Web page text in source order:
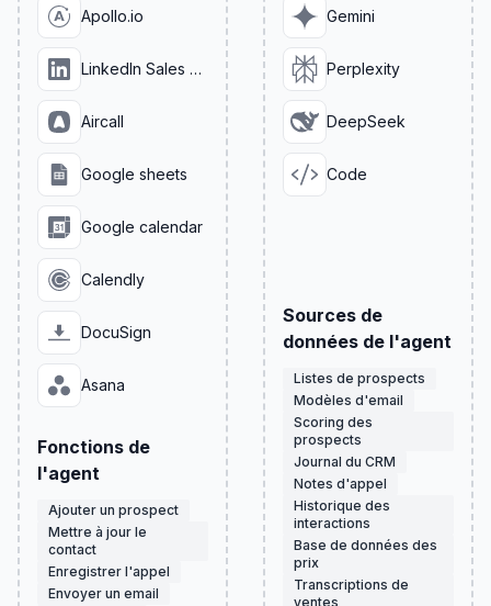
Apollo.io
LinkedIn Sales Navigator
Aircall
Google sheets
Google calendar
Calendly
DocuSign
Asana
Fonctions de
l'agent
Ajouter un prospect
Mettre à jour le
contact
Enregistrer l'appel
Envoyer un email
Gemini
Perplexity
DeepSeek
Code
Sources de
données de l'agent
Listes de prospects
Modèles d'email
Scoring des
prospects
Journal du CRM
Notes d'appel
Historique des
interactions
Base de données des
prix
Transcriptions de
ventes